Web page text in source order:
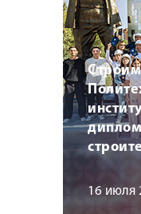
16 июля